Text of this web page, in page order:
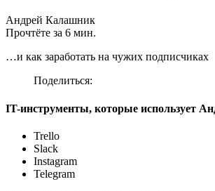
Андрей Калашник
Прочтёте за 6 мин.
…и как заработать на чужих подписчиках
Поделиться:
IT-инструменты, которые использует
Trello
Slack
Instagram
Telegram